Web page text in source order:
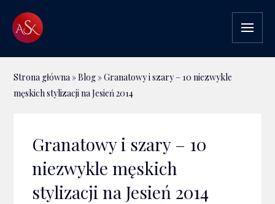
Strona główna»Blog»Granatowy i szary – 10 niezwykle
męskich stylizacji na Jesień 2014
Granatowy i szary – 10
niezwykle męskich
stylizacji na Jesień 2014